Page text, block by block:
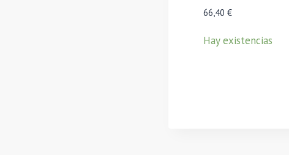
66,40 €
Hay existencias